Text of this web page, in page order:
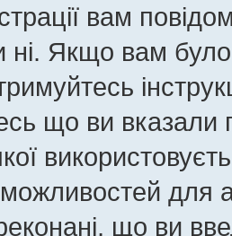
вам
ні. Якщо вам
що ви
для
що ви